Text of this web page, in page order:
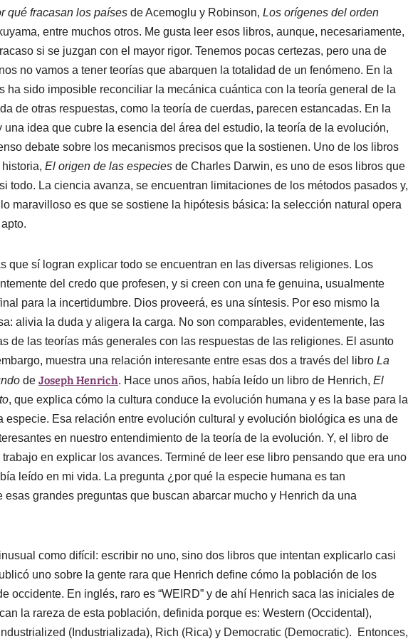
qué fracasan los países de Acemoglu y Robinson, Los orígenes del orden
entre muchos otros. Me gusta leer esos libros, aunque, necesariamente,
si se juzgan con el mayor rigor. Tenemos pocas certezas, pero una de
no vamos a tener teorías que abarquen la totalidad de un fenómeno. En la
ha sido imposible reconciliar la mecánica cuántica con la teoría general de la
de otras respuestas, como la teoría de cuerdas, parecen estancadas. En la
una idea que cubre la esencia del área del estudio, la teoría de la evolución,
debate sobre los mecanismos precisos que la sostienen. Uno de los libros
El origen de las especies de Charles Darwin, es uno de esos libros que
todo. La ciencia avanza, se encuentran limitaciones de los métodos pasados y,
maravilloso es que se sostiene la hipótesis básica: la selección natural opera
que sí logran explicar todo se encuentran en las diversas religiones. Los
del credo que profesen, y si creen con una fe genuina, usualmente
para la incertidumbre. Dios proveerá, es una síntesis. Por eso mismo la
alivia la duda y aligera la carga. No son comparables, evidentemente, las
de las teorías más generales con las respuestas de las religiones. El asunto
muestra una relación interesante entre esas dos a través del libro La
de Joseph Henrich. Hace unos años, había leído un libro de Henrich, El
, que explica cómo la cultura conduce la evolución humana y es la base para la
especie. Esa relación entre evolución cultural y evolución biológica es una de
en nuestro entendimiento de la teoría de la evolución. Y, el libro de
en explicar los avances. Terminé de leer ese libro pensando que era uno
leído en mi vida. La pregunta ¿por qué la especie humana es tan
esas grandes preguntas que buscan abarcar mucho y Henrich da una
como difícil: escribir no uno, sino dos libros que intentan explicarlo casi
uno sobre la gente rara que Henrich define cómo la población de los
occidente. En inglés, raro es “WEIRD” y de ahí Henrich saca las iniciales de
la rareza de esta población, definida porque es: Western (Occidental),
(Industrializada), Rich (Rica) y Democratic (Democratic). Entonces,